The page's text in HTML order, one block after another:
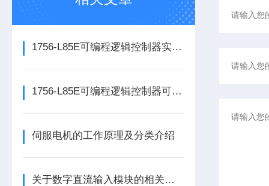
1756-L85E可编程逻辑控制器实操应用常见问题分析及解决方法探讨
1756-L85E可编程逻辑控制器可满足多行业自动化精准控制需求
伺服电机的工作原理及分类介绍
关于数字直流输入模块的相关介绍